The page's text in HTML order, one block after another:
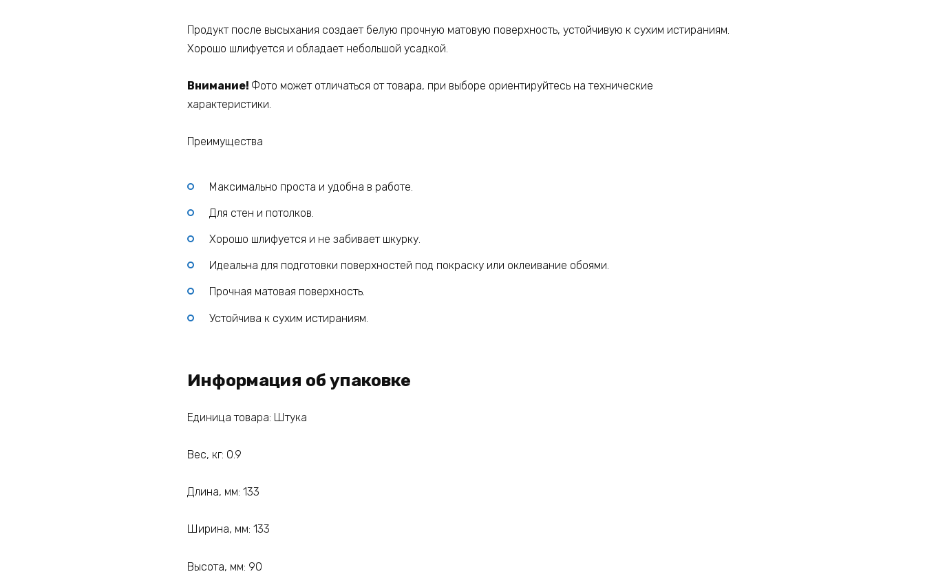
Продукт после высыхания создает белую прочную матовую поверхность, устойчивую к сухим истираниям.
Хорошо шлифуется и обладает небольшой усадкой.
Внимание! Фото может отличаться от товара, при выборе ориентируйтесь на технические
характеристики.
Преимущества
Максимально проста и удобна в работе.
Для стен и потолков.
Хорошо шлифуется и не забивает шкурку.
Идеальна для подготовки поверхностей под покраску или оклеивание обоями.
Прочная матовая поверхность.
Устойчива к сухим истираниям.
Информация об упаковке
Единица товара: Штука
Вес, кг: 0.9
Длина, мм: 133
Ширина, мм: 133
Высота, мм: 90